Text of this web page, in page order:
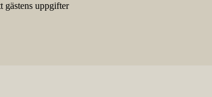
gästens uppgifter